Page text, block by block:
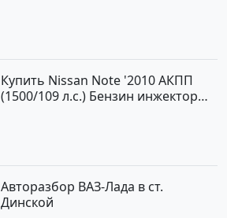
Купить Nissan Note '2010 АКПП
(1500/109 л.с.) Бензин инжектор
Авторазбор ВАЗ-Лада в ст.
Динской